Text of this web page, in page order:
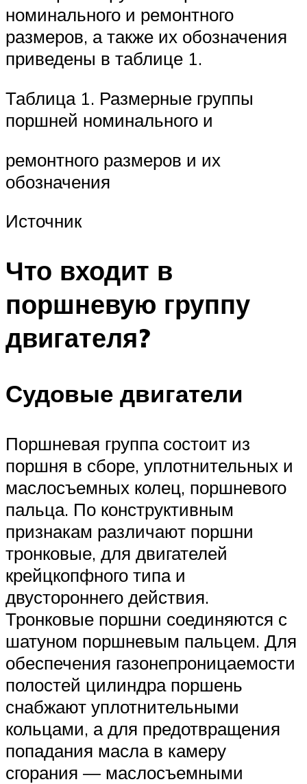
номинального и ремонтного
размеров, а также их обозначения
приведены в таблице 1.
Таблица 1. Размерные группы
поршней номинального и
ремонтного размеров и их
обозначения
Источник
Что входит в
поршневую группу
двигателя?
Судовые двигатели
Поршневая группа состоит из
поршня в сборе, уплотнительных и
маслосъемных колец, поршневого
пальца. По конструктивным
признакам различают поршни
тронковые, для двигателей
крейцкопфного типа и
двустороннего действия.
Тронковые поршни соединяются с
шатуном поршневым паль­цем. Для
обеспечения газонепроницаемости
полостей цилиндра поршень
снабжают уплотнительными
кольцами, а для предотвра­щения
попадания масла в камеру
сгорания — маслосъемными